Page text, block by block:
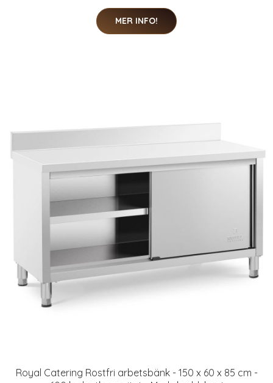
MER INFO!
Royal Catering Rostfri arbetsbänk - 150 x 60 x 85 cm -